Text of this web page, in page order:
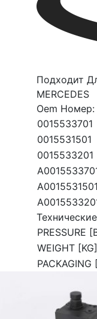
Подходит
MERCEDES
Oem Номер:
0015533701
0015531501
0015533201
A0015531501
PRESSURE
WEIGHT [KG]
PACKAGING